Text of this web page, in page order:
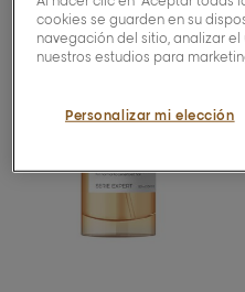
cookies se guarden en su
navegación del sitio, analizar
nuestros estudios para
Personalizar mi elección